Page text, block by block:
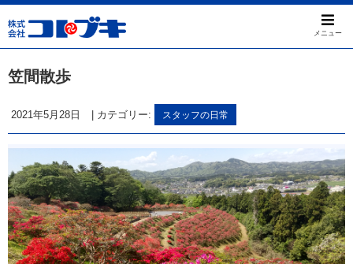
メニュー
笠間散歩
2021年5月28日 カテゴリー: スタッフの日常